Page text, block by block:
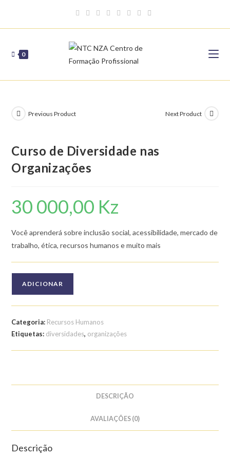
content
0
Previous Product Next Product
Curso de Diversidade nas
Organizações
30 000,00 Kz
Você aprenderá sobre inclusão social, acessibilidade, mercado de
trabalho, ética, recursos humanos e muito mais
Curso
Diversidade
ADICIONAR
Categoria: Recursos Humanos
Etiquetas: diversidades, organizações
DESCRIÇÃO
AVALIAÇÕES (0)
Descrição